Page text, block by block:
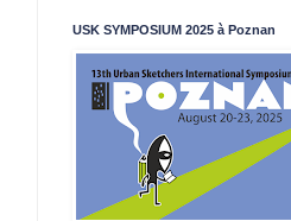
USK SYMPOSIUM 2025 à Poznan